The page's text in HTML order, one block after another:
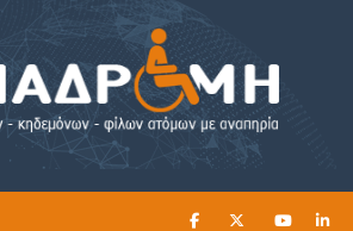
ΔΙΑΒΑΣΤΕ ΕΔΩ ►